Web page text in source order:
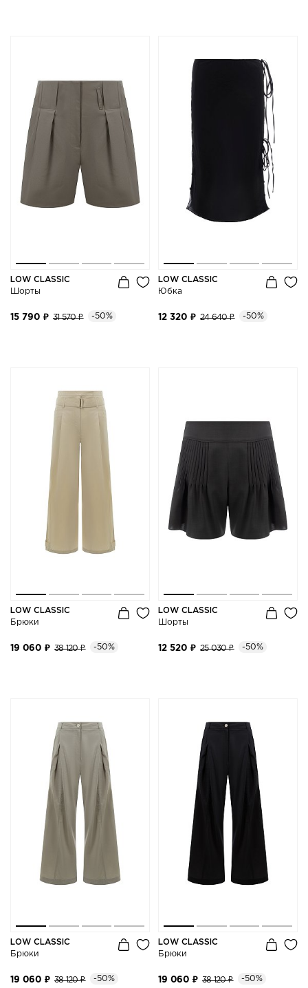
LOW CLASSIC
Шорты
15 790 ₽ 31 570 ₽ -50%
LOW CLASSIC
Юбка
12 320 ₽ 24 640 ₽ -50%
LOW CLASSIC
Брюки
19 060 ₽ 38 120 ₽ -50%
LOW CLASSIC
Шорты
12 520 ₽ 25 030 ₽ -50%
LOW CLASSIC
Брюки
19 060 ₽ 38 120 ₽ -50%
LOW CLASSIC
Брюки
19 060 ₽ 38 120 ₽ -50%